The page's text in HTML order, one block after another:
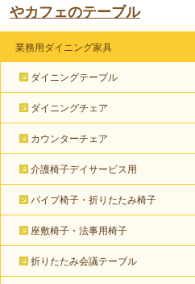
やカフェのテーブル
業務用ダイニング家具
ダイニングテーブル
ダイニングチェア
カウンターチェア
介護椅子デイサービス用
パイプ椅子・折りたたみ椅子
座敷椅子・法事用椅子
折りたたみ会議テーブル